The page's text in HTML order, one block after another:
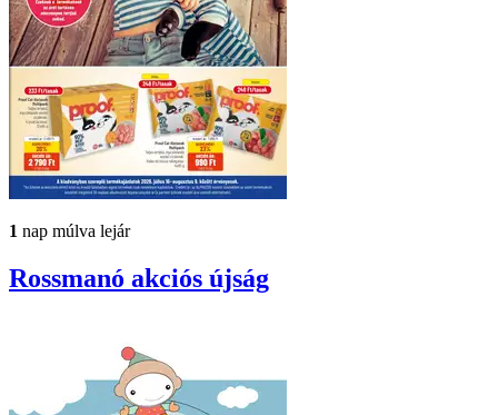
1 nap múlva lejár
Rossmanó akciós újság